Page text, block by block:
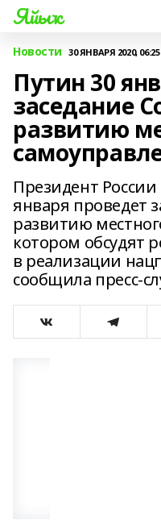
Яйыҡ
Новости 30 ЯНВАРЯ 2020, 06:25
Путин 30
заседание
развитию
Президент
января проведет
развитию
котором обсудят
в реализации
сообщила пресс-